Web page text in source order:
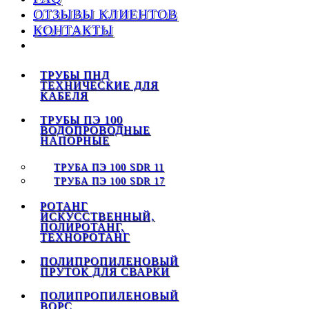
ОТЗЫВЫ КЛИЕНТОВ
КОНТАКТЫ
ТРУБЫ ПНД
ТЕХНИЧЕСКИЕ ДЛЯ
КАБЕЛЯ
ТРУБЫ ПЭ 100
ВОДОПРОВОДНЫЕ
НАПОРНЫЕ
ТРУБА ПЭ 100 SDR 11
ТРУБА ПЭ 100 SDR 17
РОТАНГ
ИСКУССТВЕННЫЙ,
ПОЛИРОТАНГ,
ТЕХНОРОТАНГ
ПОЛИПРОПИЛЕНОВЫЙ
ПРУТОК ДЛЯ СВАРКИ
ПОЛИПРОПИЛЕНОВЫЙ
ВОРС